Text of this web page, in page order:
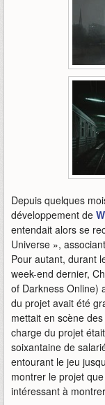
Depuis quelques
développement de
entendait alors se
Universe », associant
Pour autant, durant
week-end dernier,
of Darkness Online)
du projet avait été
mettait en scène
charge du projet
soixantaine de
entourant le jeu
montrer le projet
intéressant à